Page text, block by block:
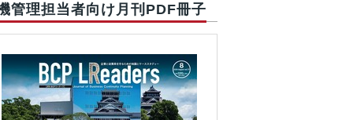
管理担当者向け月刊PDF冊子